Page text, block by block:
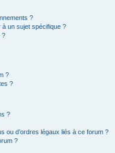
?
à un sujet spécifique ?
?
?
?
?
ou d’ordres légaux liés à ce forum ?
?